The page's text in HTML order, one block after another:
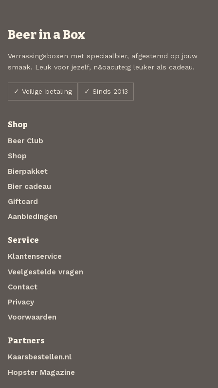
Beer in a Box
Verrassingsboxen met speciaalbier, afgestemd op jouw
smaak. Leuk voor jezelf, n&oacute;g leuker als cadeau.
✓ Veilige betaling ✓ Sinds 2013
Shop
Beer Club
Shop
Bierpakket
Bier cadeau
Giftcard
Aanbiedingen
Service
Klantenservice
Veelgestelde vragen
Contact
Privacy
Voorwaarden
Partners
Kaarsbestellen.nl
Hopster Magazine